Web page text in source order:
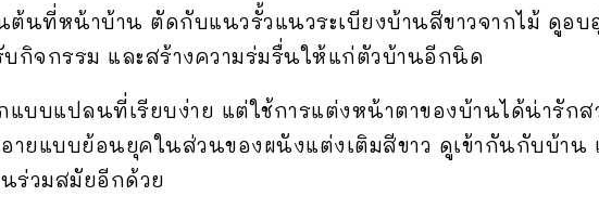
นที่หน้าบ้าน ตัดกับแนวรั้วแนวระเบียงบ้านสีขาวจากไม้ ดูอบ
กิจกรรม และสร้างความร่มรื่นให้แก่ตัวบ้านอีกนิด
แบบแปลนที่เรียบง่าย แต่ใช้การแต่งหน้าตาของบ้านได้น่ารัก
ายแบบย้อนยุคในส่วนของผนังแต่งเติมสีขาว ดูเข้ากันกับบ้าน
ร่วมสมัยอีกด้วย